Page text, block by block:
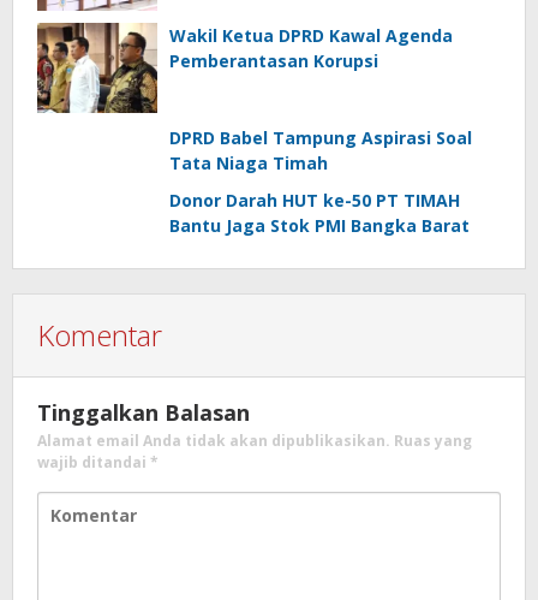
Wakil Ketua DPRD Kawal Agenda
Pemberantasan Korupsi
DPRD Babel Tampung Aspirasi Soal
Tata Niaga Timah
Donor Darah HUT ke-50 PT TIMAH
Bantu Jaga Stok PMI Bangka Barat
Komentar
Tinggalkan Balasan
Alamat email Anda tidak akan dipublikasikan. Ruas yang
wajib ditandai *